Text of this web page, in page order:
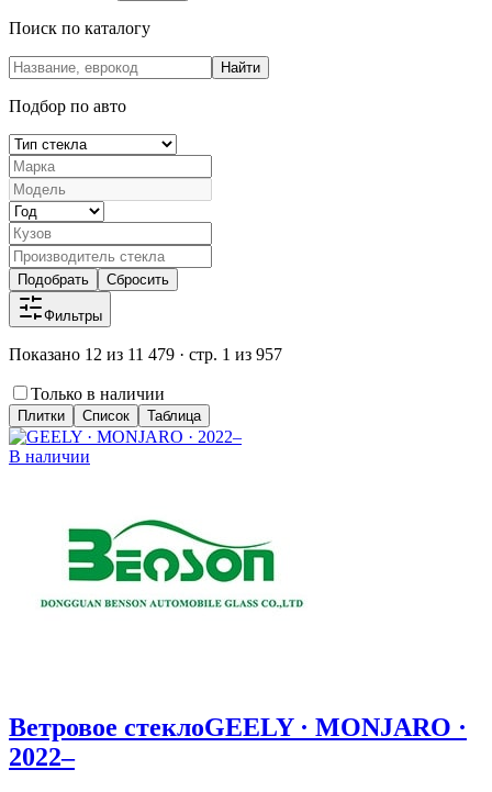
Поиск по каталогу
Найти
Подбор по авто
Подобрать Сбросить
Фильтры
Показано 12 из 11 479 · стр. 1 из 957
Только в наличии
Плитки Список Таблица
В наличии
Ветровое стеклоGEELY · MONJARO ·
2022–